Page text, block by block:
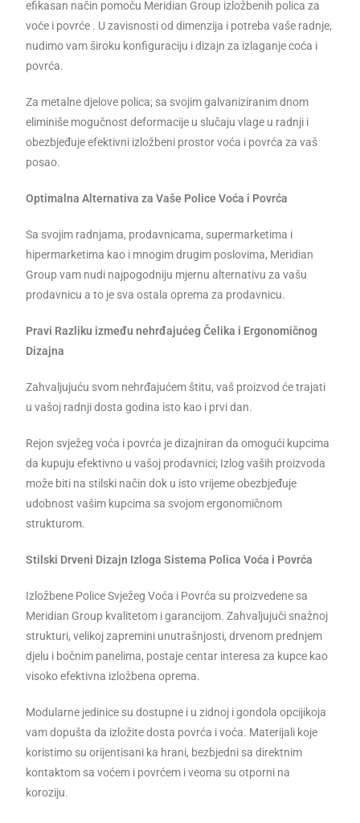
efikasan način pomoču Meridian Group izložbenih polica za
voće i povrće . U zavisnosti od dimenzija i potreba vaše radnje,
nudimo vam široku konfiguraciju i dizajn za izlaganje coća i
povrća.
Za metalne djelove polica; sa svojim galvaniziranim dnom
eliminiše mogučnost deformacije u slučaju vlage u radnji i
obezbjeđuje efektivni izložbeni prostor voća i povrća za vaš
posao.
Optimalna Alternativa za Vaše Police Voća i Povrća
Sa svojim radnjama, prodavnicama, supermarketima i
hipermarketima kao i mnogim drugim poslovima, Meridian
Group vam nudi najpogodniju mjernu alternativu za vašu
prodavnicu a to je sva ostala oprema za prodavnicu.
Pravi Razliku između nehrđajućeg Čelika i Ergonomičnog
Dizajna
Zahvaljujuću svom nehrđajućem štitu, vaš proizvod će trajati
u vašoj radnji dosta godina isto kao i prvi dan.
Rejon svježeg voća i povrća je dizajniran da omogući kupcima
da kupuju efektivno u vašoj prodavnici; Izlog vaših proizvoda
može biti na stilski način dok u isto vrijeme obezbjeđuje
udobnost vašim kupcima sa svojom ergonomičnom
strukturom.
Stilski Drveni Dizajn Izloga Sistema Polica Voća i Povrća
Izložbene Police Svježeg Voća i Povrća su proizvedene sa
Meridian Group kvalitetom i garancijom. Zahvaljujuči snažnoj
strukturi, velikoj zapremini unutrašnjosti, drvenom prednjem
djelu i bočnim panelima, postaje centar interesa za kupce kao
visoko efektivna izložbena oprema.
Modularne jedinice su dostupne i u zidnoj i gondola opcijikoja
vam dopušta da izložite dosta povrća i voća. Materijali koje
koristimo su orijentisani ka hrani, bezbjedni sa direktnim
kontaktom sa voćem i povrćem i veoma su otporni na
koroziju.